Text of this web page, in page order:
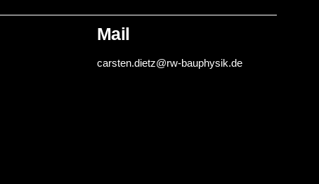
Mail
carsten.dietz@rw-bauphysik.de